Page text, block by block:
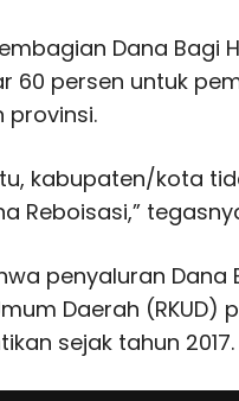
Dana Bagi
60 persen untuk
provinsi.
kabupaten/kota
Reboisasi,”
penyaluran Dana
Daerah (RKUD)
sejak tahun 2017.